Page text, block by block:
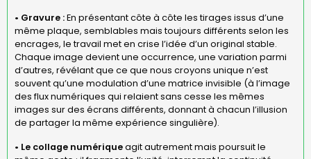
• Gravure :En présentant côte à côte les tirages issus d’une
même plaque, semblables mais toujours différents selon les
encrages, le travail met en crise l’idée d’un original stable.
Chaque image devient une occurrence, une variation parmi
d’autres, révélant que ce que nous croyons unique n’est
souvent qu’une modulation d’une matrice invisible (à l’image
des flux numériques qui relaient sans cesse les mêmes
images sur des écrans différents, donnant à chacun l’illusion
de partager la même expérience singulière).
• Le collage numériqueagit autrement mais poursuit le